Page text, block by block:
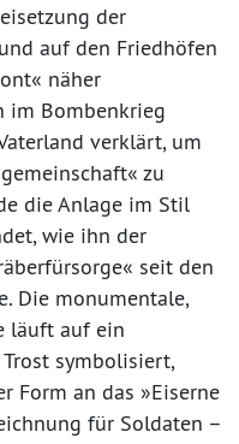
der
auf den Friedhöfen
näher
im Bombenkrieg
verklärt, um
zu
die Anlage im Stil
wie ihn der
seit den
Die monumentale,
läuft auf ein
symbolisiert,
Form an das »Eiserne
für Soldaten –